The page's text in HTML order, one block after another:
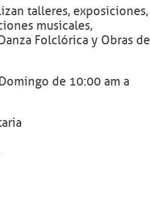
talleres, exposiciones,
musicales,
Folclórica y Obras de
de 10:00 am a